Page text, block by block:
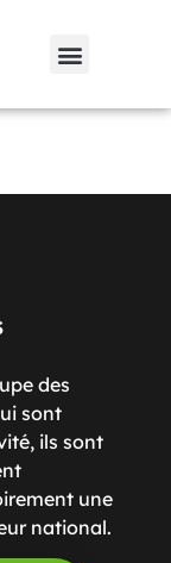
des
sont
ils sont
une
national.